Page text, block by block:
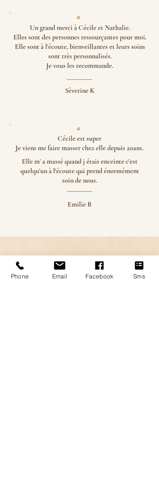
Un grand merci à Cécile et Nathalie.
Elles sont des personnes ressourçantes pour moi.
Elle sont à l'écoute, bienveillantes et leurs soins
sont très personnalisés.
Je vous les recommande.
Sèverine K
''
Cécile est super
Je viens me faire masser chez elle depuis 20ans.
Elle m' a massé quand j étais enceinte c'est
quelqu'un à l'écoute qui prend énormément
soin de nous.
Emilie B
''
Offrir un moment
Phone Email Facebook Sms